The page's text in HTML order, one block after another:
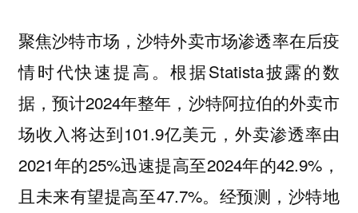
聚焦沙特市场，沙特外卖市场渗透率在后疫
情时代快速提高。根据Statista披露的数
据，预计2024年整年，沙特阿拉伯的外卖市
场收入将达到101.9亿美元，外卖渗透率由
2021年的25%迅速提高至2024年的42.9%，
且未来有望提高至47.7%。经预测，沙特地